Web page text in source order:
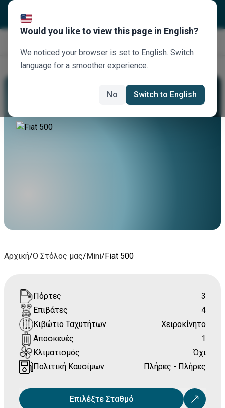
Νοικιάστε Ένα Fiat 500
Αρχική/Ο Στόλος μας/Mini/Fiat 500
Πόρτες
3
Επιβάτες
4
Κιβώτιο Ταχυτήτων
Χειροκίνητο
Αποσκευές
1
Κλιματισμός
Όχι
Πολιτική Καυσίμων
Πλήρες - Πλήρες
Επιλέξτε Σταθμό
Would you like to view this page in English?
We noticed your browser is set to English. Switch
language for a smoother experience.
No Switch to English